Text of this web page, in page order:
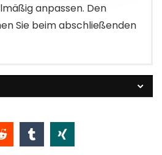
anpassen. Den
Sie beim abschließenden